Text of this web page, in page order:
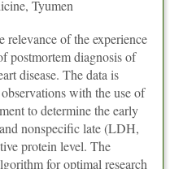
Tyumen
relevance of the experience
postmortem diagnosis of
disease. The data is
with the use of
to determine the early
nonspecific late (LDH,
protein level. The
for optimal research